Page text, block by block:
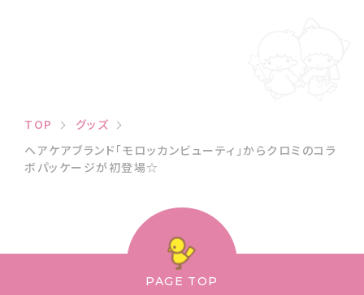
TOP
グッズ
ヘアケアブランド「モロッカンビューティ」からクロミのコラ
ボパッケージが初登場☆
PAGE TOP